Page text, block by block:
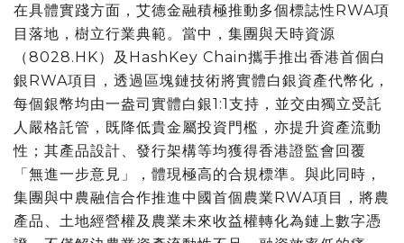
在具體實踐方面，艾德金融積極推動多個標誌性RWA項
目落地，樹立行業典範。當中，集團與天時資源
（8028.HK）及HashKey Chain攜手推出香港首個白
銀RWA項目，透過區塊鏈技術將實體白銀資產代幣化，
每個銀幣均由一盎司實體白銀1:1支持，並交由獨立受託
人嚴格託管，既降低貴金屬投資門檻，亦提升資產流動
性；其產品設計、發行架構等均獲得香港證監會回覆
「無進一步意見」，體現極高的合規標準。與此同時，
集團與中農融信合作推進中國首個農業RWA項目，將農
產品、土地經營權及農業未來收益權轉化為鏈上數字憑